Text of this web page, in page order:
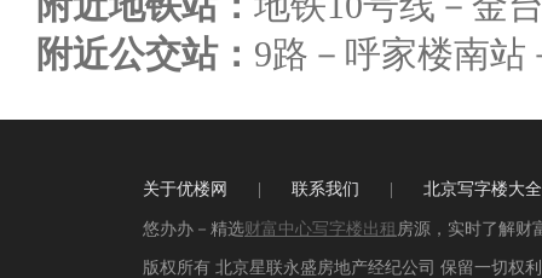
附近公交站： 9路－呼家楼南站
关于优楼网 联系我们 北京写字楼大全
悠办办－精选财富中心写字楼出租 房源，实时了解财
版权所有 北京星联永盛房地产经纪公司 保留一切权